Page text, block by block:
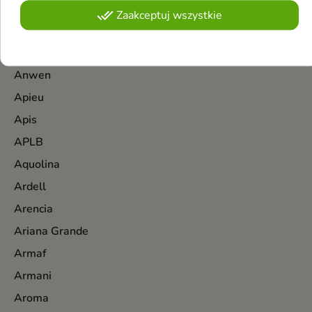
Angel Schlesser
Antonio Banderas
Anwen
Apieu
Apis
APLB
Aquolina
Ardell
Arencia
Ariana Grande
Armaf
Armani
Aroma
done_allZaakceptuj wszystkie